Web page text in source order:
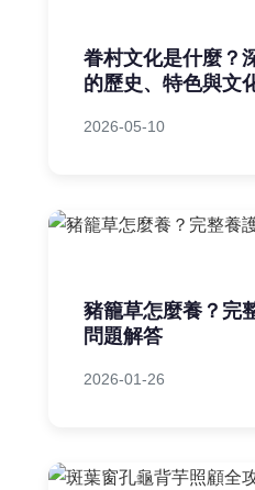
眷村文化是什麼？
的歷史、特色與文
2026-05-10
豬籠草怎麼養？完
問題解答
2026-01-26